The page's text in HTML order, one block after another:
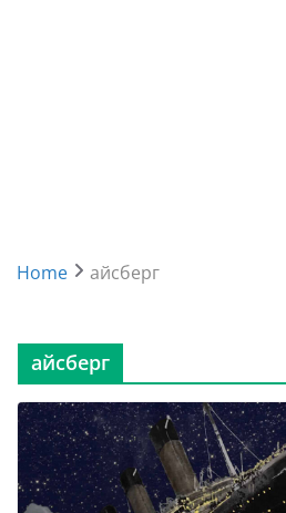
Home айсберг
айсберг